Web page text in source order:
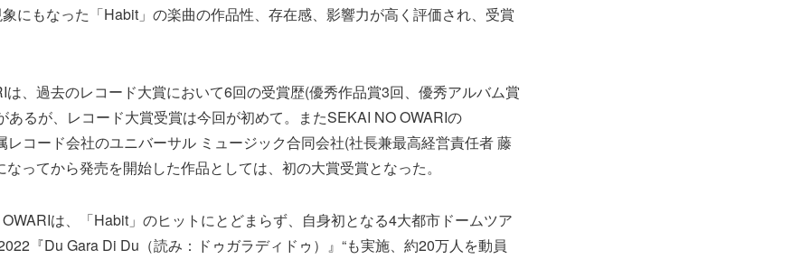
にもなった「Habit」の楽曲の作品性、存在感、影響力が高く評価され、受賞
は、過去のレコード大賞において6回の受賞歴(優秀作品賞3回、優秀アルバム賞
あるが、レコード大賞受賞は今回が初めて。またSEKAI NO OWARIの
レコード会社のユニバーサル ミュージック合同会社(社長兼最高経営責任者 藤
ってから発売を開始した作品としては、初の大賞受賞となった。
は、「Habit」のヒットにとどまらず、自身初となる4大都市ドームツア
『Du Gara Di Du（読み：ドゥガラディドゥ）』“も実施、約20万人を動員